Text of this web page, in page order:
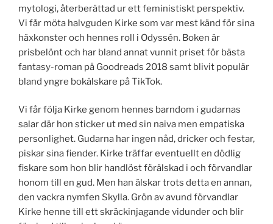
mytologi, återberättad ur ett feministiskt perspektiv.
Vi får möta halvguden Kirke som var mest känd för sina
häxkonster och hennes roll i Odyssén. Boken är
prisbelönt och har bland annat vunnit priset för bästa
fantasy-roman på Goodreads 2018 samt blivit populär
bland yngre bokälskare på TikTok.
Vi får följa Kirke genom hennes barndom i gudarnas
salar där hon sticker ut med sin naiva men empatiska
personlighet. Gudarna har ingen nåd, dricker och festar,
piskar sina fiender. Kirke träffar eventuellt en dödlig
fiskare som hon blir handlöst förälskad i och förvandlar
honom till en gud. Men han älskar trots detta en annan,
den vackra nymfen Skylla. Grön av avund förvandlar
Kirke henne till ett skräckinjagande vidunder och blir